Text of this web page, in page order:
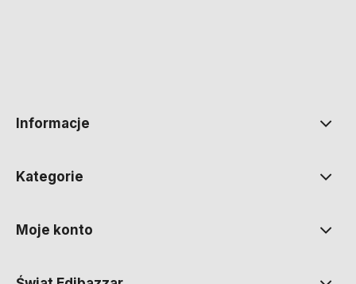
Informacje
Kategorie
Moje konto